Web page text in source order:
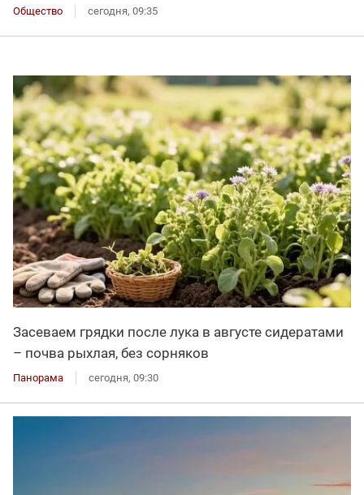
Общество сегодня, 09:35
Засеваем грядки после лука в августе сидератами
– почва рыхлая, без сорняков
Панорама сегодня, 09:30